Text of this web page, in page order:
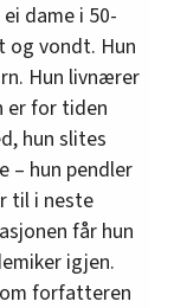
dame i 50-
og vondt. Hun
Hun livnærer
er for tiden
hun slites
– hun pendler
til i neste
får hun
igjen.
forfatteren